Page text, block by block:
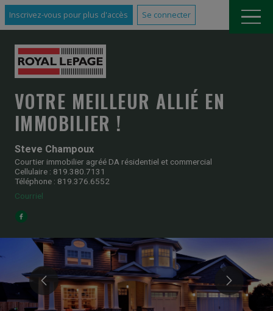
Inscrivez-vous pour plus d'accès Se connecter
Steve Champoux
Courtier immobilier agréé DA résidentiel et commercial
Cellulaire : 819.380.7131
Téléphone : 819.376.6552
Courriel
VOTRE MEILLEUR ALLIÉ EN
IMMOBILIER !